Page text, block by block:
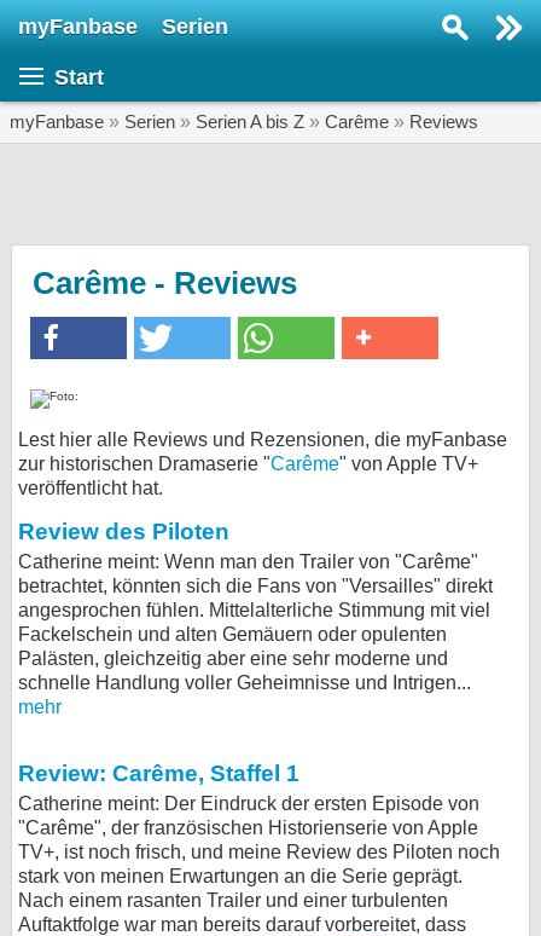
myFanbase Serien
Start
myFanbase » Serien » Serien A bis Z » Carême » Reviews
Carême - Reviews
Lest hier alle Reviews und Rezensionen, die myFanbase
zur historischen Dramaserie "Carême" von Apple TV+
veröffentlicht hat.
Review des Piloten
Catherine meint: Wenn man den Trailer von "Carême"
betrachtet, könnten sich die Fans von "Versailles" direkt
angesprochen fühlen. Mittelalterliche Stimmung mit viel
Fackelschein und alten Gemäuern oder opulenten
Palästen, gleichzeitig aber eine sehr moderne und
schnelle Handlung voller Geheimnisse und Intrigen...
mehr
Review: Carême, Staffel 1
Catherine meint: Der Eindruck der ersten Episode von
"Carême", der französischen Historienserie von Apple
TV+, ist noch frisch, und meine Review des Piloten noch
stark von meinen Erwartungen an die Serie geprägt.
Nach einem rasanten Trailer und einer turbulenten
Auftaktfolge war man bereits darauf vorbereitet, dass
SERIEN
Veranstaltungen
KULTUR
SERVICE
Gewinnspiele
bei X
bei Facebook
Datenschutz
Cookie-Einstellungen
Impressum